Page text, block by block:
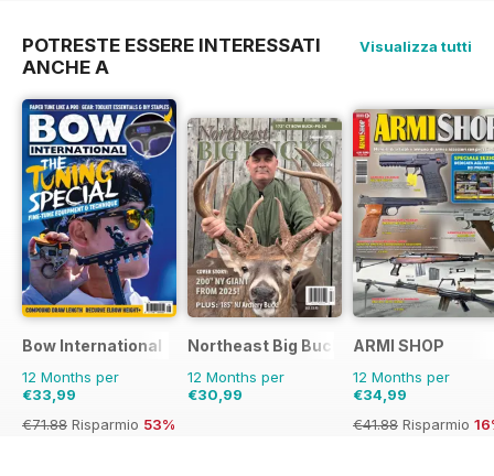
POTRESTE ESSERE INTERESSATI
ANCHE A
Visualizza tutti
Bow International
12 Months per
€33,99
€71.88 Risparmio 53%
Northeast Big Bucks
12 Months per
€30,99
ARMI SHOP
12 Months per
€34,99
€41.88 Risparmio